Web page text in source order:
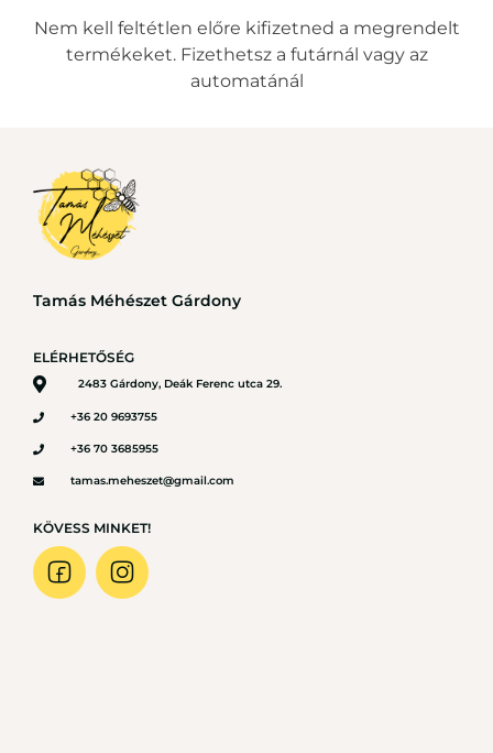
Nem kell feltétlen előre kifizetned a megrendelt
termékeket. Fizethetsz a futárnál vagy az
automatánál
Tamás Méhészet Gárdony
ELÉRHETŐSÉG
2483 Gárdony, Deák Ferenc utca 29.
+36 20 9693755
+36 70 3685955
tamas.meheszet@gmail.com
KÖVESS MINKET!